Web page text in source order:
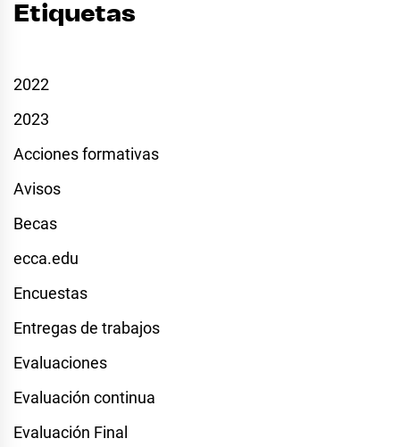
Etiquetas
2022
2023
Acciones formativas
Avisos
Becas
ecca.edu
Encuestas
Entregas de trabajos
Evaluaciones
Evaluación continua
Evaluación Final